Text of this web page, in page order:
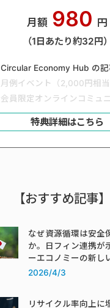
月額 980 円
（1日あたり約32円）
Circular Economy Hub の記
月例イベント（2,000円相
会員限定オンラインコミュ
特典詳細はこちら
【おすすめ記事
なぜ資源循環は安全
か。日フィン連携が
ーエコノミーの新し
2026/4/3
リサイクル率向上に